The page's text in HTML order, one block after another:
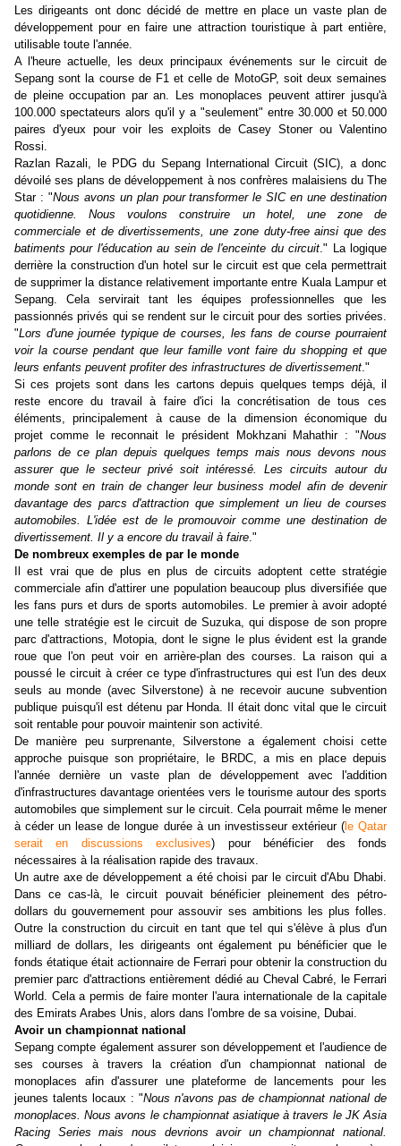
Les dirigeants ont donc décidé de mettre en place un vaste plan de
développement pour en faire une attraction touristique à part entière,
utilisable toute l'année.
A l'heure actuelle, les deux principaux événements sur le circuit de
Sepang sont la course de F1 et celle de MotoGP, soit deux semaines
de pleine occupation par an. Les monoplaces peuvent attirer jusqu'à
100.000 spectateurs alors qu'il y a "seulement" entre 30.000 et 50.000
paires d'yeux pour voir les exploits de Casey Stoner ou Valentino
Rossi.
Razlan Razali, le PDG du Sepang International Circuit (SIC), a donc
dévoilé ses plans de développement à nos confrères malaisiens du The
Star: "Nous avons un plan pour transformer le SIC en une destination
quotidienne. Nous voulons construire un hotel, une zone de
commerciale et de divertissements, une zone duty-free ainsi que des
batiments pour l'éducation au sein de l'enceinte du circuit." La logique
derrière la construction d'un hotel sur le circuit est que cela permettrait
de supprimer la distance relativement importante entre Kuala Lampur et
Sepang. Cela servirait tant les équipes professionnelles que les
passionnés privés qui se rendent sur le circuit pour des sorties privées.
"Lors d'une journée typique de courses, les fans de course pourraient
voir la course pendant que leur famille vont faire du shopping et que
leurs enfants peuvent profiter des infrastructures de divertissement."
Si ces projets sont dans les cartons depuis quelques temps déjà, il
reste encore du travail à faire d'ici la concrétisation de tous ces
éléments, principalement à cause de la dimension économique du
projet comme le reconnait le président
Mokhzani Mahathir : "Nous
parlons de ce plan depuis quelques temps mais nous devons nous
assurer que le secteur privé soit intéressé. Les circuits autour du
monde sont en train de changer leur business model afin de devenir
davantage des parcs d'attraction que simplement un lieu de courses
automobiles. L'idée est de le promouvoir comme une destination de
divertissement. Il y a encore du travail à faire."
De nombreux exemples de par le monde
Il est vrai que de plus en plus de circuits adoptent cette stratégie
commerciale afin d'attirer une population beaucoup plus diversifiée que
les fans purs et durs de sports automobiles. Le premier à avoir adopté
une telle stratégie est le circuit de Suzuka, qui dispose de son propre
parc d'attractions, Motopia, dont le signe le plus évident est la grande
roue que l'on peut voir en arrière-plan des courses. La raison qui a
poussé le circuit à créer ce type d'infrastructures qui est l'un des deux
seuls au monde (avec Silverstone) à ne recevoir aucune subvention
publique puisqu'il est détenu par Honda. Il était donc vital que le circuit
soit rentable pour pouvoir maintenir son activité.
De manière peu surprenante, Silverstone a également choisi cette
approche puisque son propriétaire, le BRDC, a mis en place depuis
l'année dernière un vaste plan de développement avec l'addition
d'infrastructures davantage orientées vers le tourisme autour des sports
automobiles que simplement sur le circuit. Cela pourrait même le mener
à céder un lease de longue durée à un investisseur extérieur (le Qatar
serait en discussions exclusives) pour bénéficier des fonds
nécessaires à la réalisation rapide des travaux.
Un autre axe de développement a été choisi par le circuit d'Abu Dhabi.
Dans ce cas-là, le circuit pouvait bénéficier pleinement des pétro-
dollars du gouvernement pour assouvir ses ambitions les plus folles.
Outre la construction du circuit en tant que tel qui s'élève à plus d'un
milliard de dollars, les dirigeants ont également pu bénéficier que le
fonds étatique était actionnaire de Ferrari pour obtenir la construction du
premier parc d'attractions entièrement dédié au Cheval Cabré, le Ferrari
World. Cela a permis de faire monter l'aura internationale de la capitale
des Emirats Arabes Unis, alors dans l'ombre de sa voisine, Dubai.
Avoir un championnat national
Sepang compte également assurer son développement et l'audience de
ses courses à travers la création d'un championnat national de
monoplaces afin d'assurer une plateforme de lancements pour les
jeunes talents locaux : "Nous n'avons pas de championnat national de
monoplaces. Nous avons le championnat asiatique à travers le JK Asia
Racing Series mais nous devrions avoir un championnat national.